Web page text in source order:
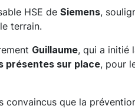
HSE de Siemens,
terrain.
Guillaume, qui a initié
présentes sur place, pour
convaincus que la